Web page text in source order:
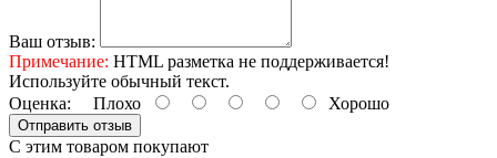
Ваш отзыв:
Примечание: HTML разметка не поддерживается!
Используйте обычный текст.
Оценка: Плохо Хорошо
Отправить отзыв
С этим товаром покупают